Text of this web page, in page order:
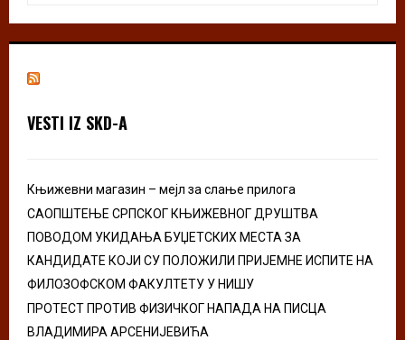
h
r
S
VESTI IZ SKD-A
Књижевни магазин – мејл за слање прилога
САОПШТЕЊЕ СРПСКОГ КЊИЖЕВНОГ ДРУШТВА
ПОВОДОМ УКИДАЊА БУЏЕТСКИХ МЕСТА ЗА
КАНДИДАТЕ КОЈИ СУ ПОЛОЖИЛИ ПРИЈЕМНЕ ИСПИТЕ НА
ФИЛОЗОФСКОМ ФАКУЛТЕТУ У НИШУ
ПРОТЕСТ ПРОТИВ ФИЗИЧКОГ НАПАДА НА ПИСЦА
ВЛАДИМИРА АРСЕНИЈЕВИЋА